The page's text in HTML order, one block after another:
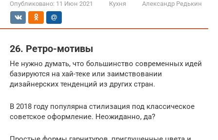
Опубликовано: 11 Июн 2021 Кухня Александр Редькин
26. Ретро-мотивы
Не нужно думать, что большинство современных идей
базируются на хай-теке или заимствовании
дизайнерских тенденций из других стран.
В 2018 году популярна стилизация под классическое
советское оформление. Неожиданно, да?